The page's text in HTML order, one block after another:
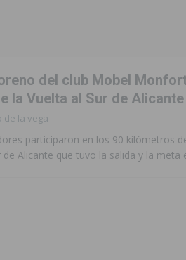
de Ciudad Quesada 2026
Orihuela ‘sin mejoras ni bonificaciones’
a Dolores como referente ganadero
recibirá 3,3 millones de la Fundación
de Jóvenes de la Provincia de Alicante
del club Mobel
la Vuelta al Sur de Alicante
de la vega
participaron en los 90 kilómetros
de Alicante que tuvo la salida y la meta